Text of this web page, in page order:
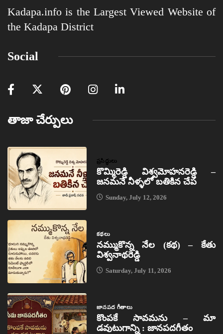
Kadapa.info is the Largest Viewed Website of
the Kadapa District
Social
తాజా చేర్పులు
ప్రసిద్ధులు
కొమ్మిరెడ్డి విశ్వమోహనరెడ్డి –
జనమనే నీళ్ళలో బతికిన చేప
Sunday, July 12, 2026
కథలు
నమ్ముకొన్న నేల (కథ) – కేతు
విశ్వనాథరెడ్డి
Saturday, July 11, 2026
జానపద గీతాలు
కొంపకే సావమను – మా
డవుటుగాన్ని : జానపదగీతం